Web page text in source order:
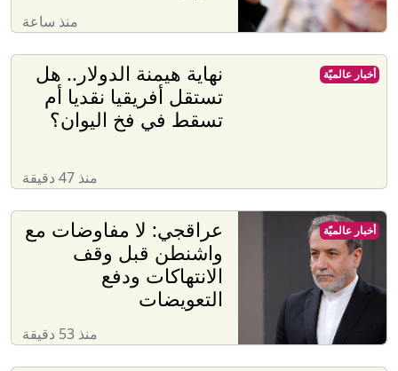
منذ ساعة
نهاية هيمنة الدولار.. هل
تستقل أفريقيا نقديا أم
تسقط في فخ اليوان؟
منذ 47 دقيقة
أخبار عالميّة
عراقجي: لا مفاوضات مع
واشنطن قبل وقف
الانتهاكات ودفع
التعويضات
منذ 53 دقيقة
أخبار عالميّة